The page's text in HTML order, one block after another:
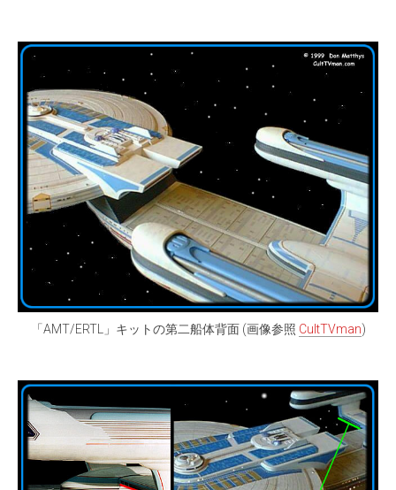
「AMT/ERTL」キットの第二船体背面 (画像参照 CultTVman)